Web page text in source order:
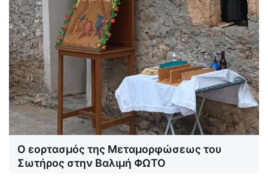
Ο εορτασμός της Μεταμορφώσεως του
Σωτήρος στην Βαλιμή ΦΩΤΟ